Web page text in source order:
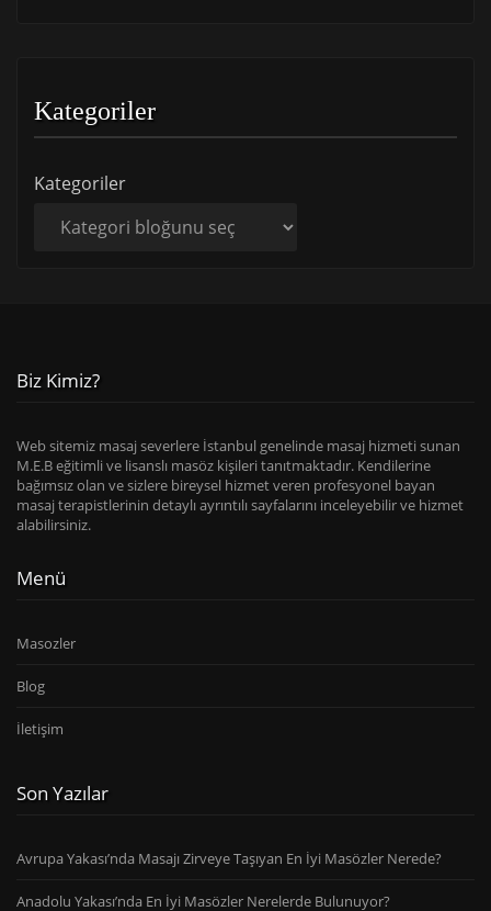
Kategoriler
Kategoriler
Biz Kimiz?
Web sitemiz masaj severlere İstanbul genelinde masaj hizmeti sunan
M.E.B eğitimli ve lisanslı masöz kişileri tanıtmaktadır. Kendilerine
bağımsız olan ve sizlere bireysel hizmet veren profesyonel bayan
masaj terapistlerinin detaylı ayrıntılı sayfalarını inceleyebilir ve hizmet
alabilirsiniz.
Menü
Masozler
Blog
İletişim
Son Yazılar
Avrupa Yakası’nda Masajı Zirveye Taşıyan En İyi Masözler Nerede?
Anadolu Yakası’nda En İyi Masözler Nerelerde Bulunuyor?